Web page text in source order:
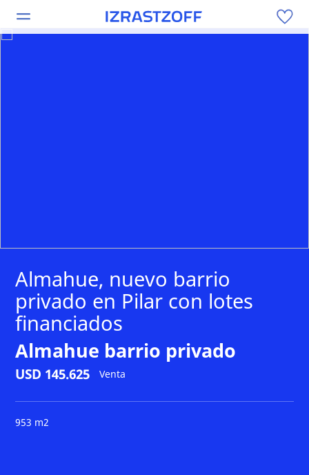
Almahue, nuevo barrio
privado en Pilar con lotes
financiados
Almahue barrio privado
USD 145.625 Venta
953 m2